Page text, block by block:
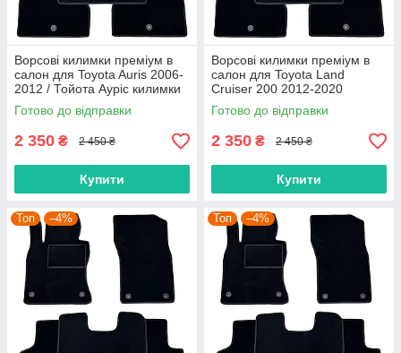
Ворсові килимки преміум в
салон для Toyota Auris 2006-
2012 / Тойота Ауріс килимки
Готово до відправки
2 350 ₴ 2 450 ₴
Купити
Ворсові килимки преміум в
салон для Toyota Land
Cruiser 200 2012-2020
рестайлінг / Тойота Ленд
Крузер 200 килимки
Готово до відправки
2 350 ₴ 2 450 ₴
Купити
Топ –4% Топ –4%